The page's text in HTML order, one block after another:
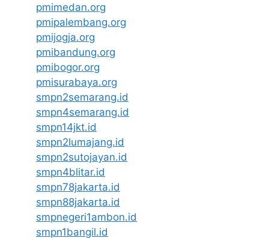
pmimedan.org
pmipalembang.org
pmijogja.org
pmibandung.org
pmibogor.org
pmisurabaya.org
smpn2semarang.id
smpn4semarang.id
smpn14jkt.id
smpn2lumajang.id
smpn2sutojayan.id
smpn4blitar.id
smpn78jakarta.id
smpn88jakarta.id
smpnegeri1ambon.id
smpn1bangil.id